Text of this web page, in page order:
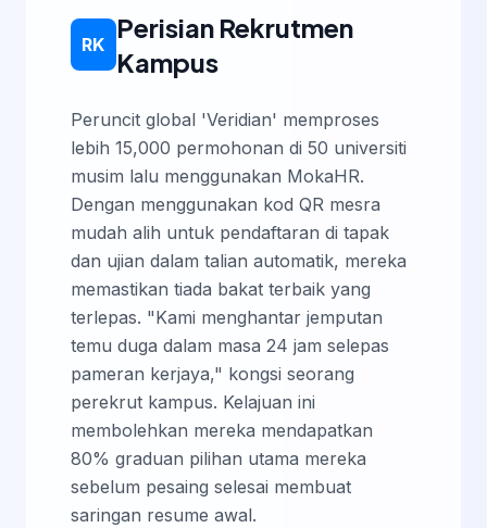
RK
Perisian Rekrutmen
Kampus
Peruncit global 'Veridian' memproses
lebih 15,000 permohonan di 50 universiti
musim lalu menggunakan MokaHR.
Dengan menggunakan kod QR mesra
mudah alih untuk pendaftaran di tapak
dan ujian dalam talian automatik, mereka
memastikan tiada bakat terbaik yang
terlepas. "Kami menghantar jemputan
temu duga dalam masa 24 jam selepas
pameran kerjaya," kongsi seorang
perekrut kampus. Kelajuan ini
membolehkan mereka mendapatkan
80% graduan pilihan utama mereka
sebelum pesaing selesai membuat
saringan resume awal.